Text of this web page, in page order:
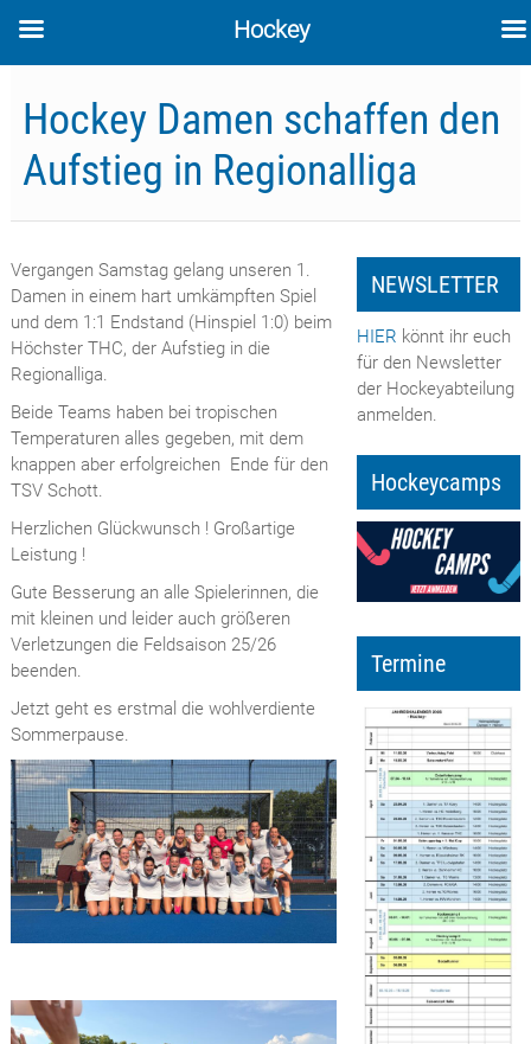
Skip
content
Hockey Damen schaffen den
Aufstieg in Regionalliga
Vergangen Samstag gelang unseren 1.
Damen in einem hart umkämpften Spiel
und dem 1:1 Endstand (Hinspiel 1:0) beim
Höchster THC, der Aufstieg in die
Regionalliga.
Beide Teams haben bei tropischen
Temperaturen alles gegeben, mit dem
knappen aber erfolgreichen Ende für den
TSV Schott.
Herzlichen Glückwunsch ! Großartige
Leistung !
Gute Besserung an alle Spielerinnen, die
mit kleinen und leider auch größeren
Verletzungen die Feldsaison 25/26
beenden.
Jetzt geht es erstmal die wohlverdiente
Sommerpause.
NEWSLETTER
HIER könnt ihr euch
für den Newsletter
der Hockeyabteilung
anmelden.
Hockeycamps
Termine
Hockey